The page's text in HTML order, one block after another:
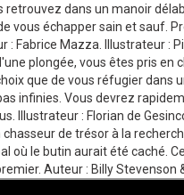
retrouvez dans un manoir
vous échapper sain et sauf.
: Fabrice Mazza. Illustrateur :
plongée, vous êtes pris en
que de vous réfugier dans
infinies. Vous devrez
Illustrateur : Florian de
de trésor à la
où le butin aurait été caché.
Auteur : Billy Stevenson